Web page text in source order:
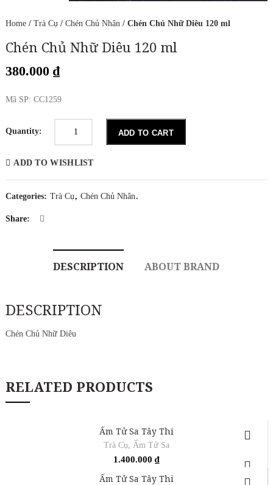
Home/ Trà Cụ / Chén Chủ Nhân / Chén Chủ Nhữ Diêu 120 ml
Chén Chủ Nhữ Diêu 120 ml
380.000 ₫
Mã SP: CC1259
Quantity:
Chén
Diêu
ml
ADD TO CART
ADD TO WISHLIST
Categories: Trà Cụ, Chén Chủ Nhân.
Share:
DESCRIPTION ABOUT BRAND
DESCRIPTION
Chén Chủ Nhữ Diêu
RELATED PRODUCTS
Ấm Tử Sa Tây Thi
Trà Cụ Ấm Tử Sa
1.400.000 ₫
Ấm Tử Sa Tây Thi